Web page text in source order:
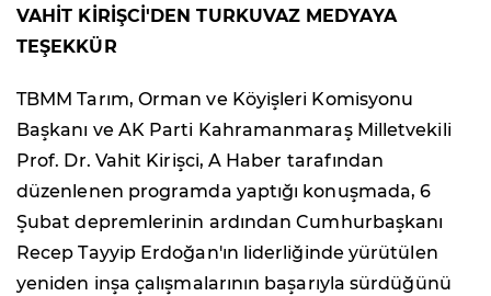
VAHİT KİRİŞCİ'DEN TURKUVAZ MEDYAYA
TEŞEKKÜR
TBMM Tarım, Orman ve Köyişleri Komisyonu
Başkanı ve AK Parti Kahramanmaraş Milletvekili
Prof. Dr. Vahit Kirişci, A Haber tarafından
düzenlenen programda yaptığı konuşmada, 6
Şubat depremlerinin ardından Cumhurbaşkanı
Recep Tayyip Erdoğan'ın liderliğinde yürütülen
yeniden inşa çalışmalarının başarıyla sürdüğünü